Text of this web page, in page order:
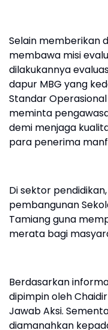
Selain memberikan
membawa misi
dilakukannya
dapur MBG yang
Standar Operasional
meminta
demi menjaga
para penerima
Di sektor
pembangunan
Tamiang guna
merata bagi
Berdasarkan
dipimpin oleh
Jawab Aksi.
diamanahkan